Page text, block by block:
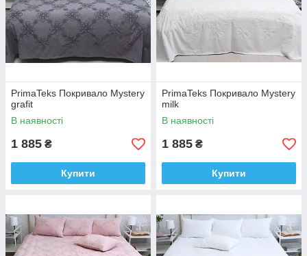
PrimaTeks Покривало Mystery
grafit
В наявності
1 885 ₴
Купити
PrimaTeks Покривало Mystery
milk
В наявності
1 885 ₴
Купити